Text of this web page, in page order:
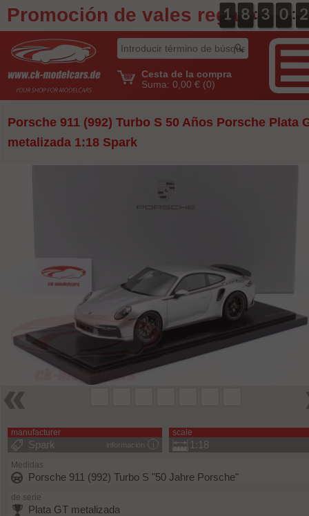
Promoción de vales regalo
0
1
1 0
8
8 : 0
3
3 0
0
0 : 3
2
2
Cesta de la compra
Suma: 0,00 € (0)
Porsche 911 (992) Turbo S 50 Años Porsche Plata
metalizada 1:18 Spark
manufacturer
información
Spark
scale
1:18
Medidas
Porsche 911 (992) Turbo S "50 Jahre Porsche"
de serie
Plata GT metalizada